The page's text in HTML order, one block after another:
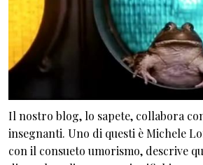
Il nostro blog, lo sapete, collabora
insegnanti. Uno di questi è Michele
con il consueto umorismo, descrive